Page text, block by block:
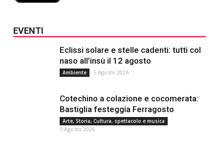
EVENTI
Eclissi solare e stelle cadenti: tutti col
naso all’insù il 12 agosto
Ambiente 5 Agosto 2026
Cotechino a colazione e cocomerata:
Bastiglia festeggia Ferragosto
Arte, Storia, Cultura, spettacolo e musica
5 Agosto 2026